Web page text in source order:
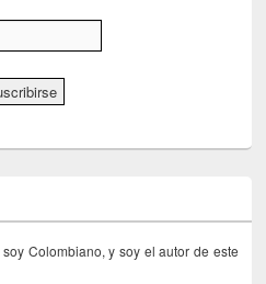
soy Colombiano, y soy el autor de este